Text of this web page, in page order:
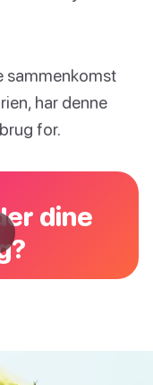
sammenkomst
har denne
for.
dine